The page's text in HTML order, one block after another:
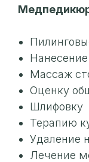
Массаж
Оценку
Шлифовку
Терапию
Удаление
Лечение